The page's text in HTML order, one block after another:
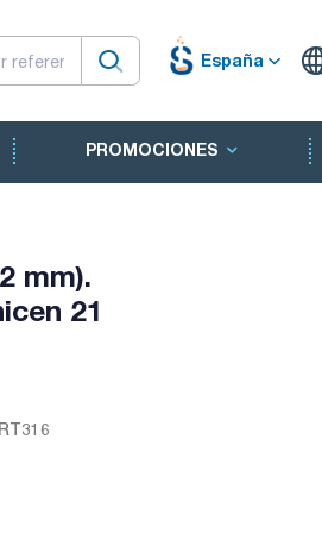
España
PROMOCIONES
mm).
21